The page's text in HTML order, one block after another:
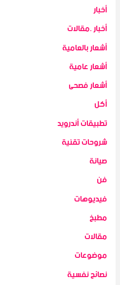
أخبار
أخبار .مقالات
أشعار بالعامية
أشعار عامية
أشعار فصحى
أكل
تطبيقات أندرويد
شروحات تقنية
صيانة
فن
فيديوهات
مطبخ
مقالات
موضوعات
نصائح نفسية